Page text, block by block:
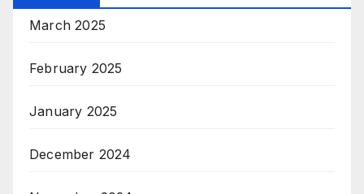
March 2025
February 2025
January 2025
December 2024